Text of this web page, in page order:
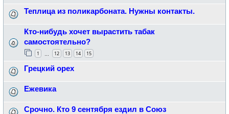
Теплица из поликарбоната. Нужны контакты.
Кто-нибудь хочет вырастить табак
самостоятельно?
1 12 13 14 15
Грецкий орех
Ежевика
Срочно. Кто 9 сентября ездил в Союз